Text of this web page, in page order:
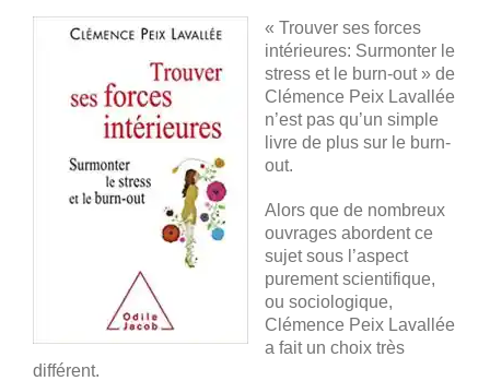
« Trouver ses forces
intérieures: Surmonter le
stress et le burn-out » de
Clémence Peix Lavallée
n’est pas qu’un simple
livre de plus sur le burn-
out.
Alors que de nombreux
ouvrages abordent ce
sujet sous l’aspect
purement scientifique,
ou sociologique,
Clémence Peix Lavallée
a fait un choix très
différent.